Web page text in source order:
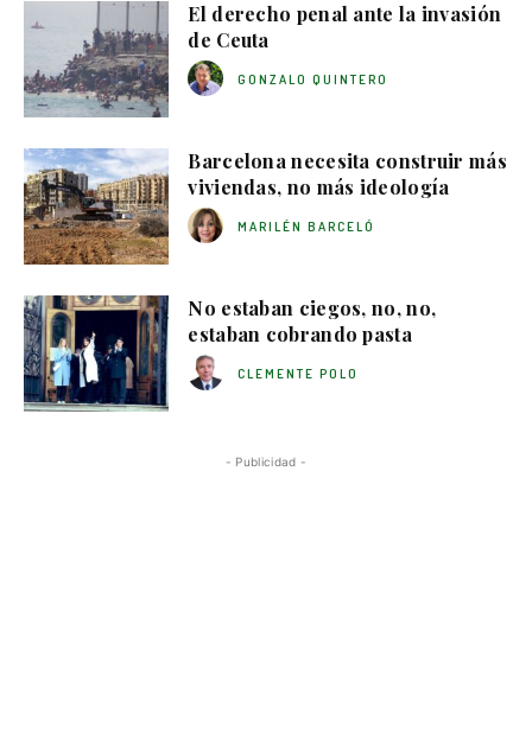
El derecho penal ante la invasión
de Ceuta
GONZALO QUINTERO
Barcelona necesita construir más
viviendas, no más ideología
MARILÉN BARCELÓ
No estaban ciegos, no, no,
estaban cobrando pasta
CLEMENTE POLO
- Publicidad -